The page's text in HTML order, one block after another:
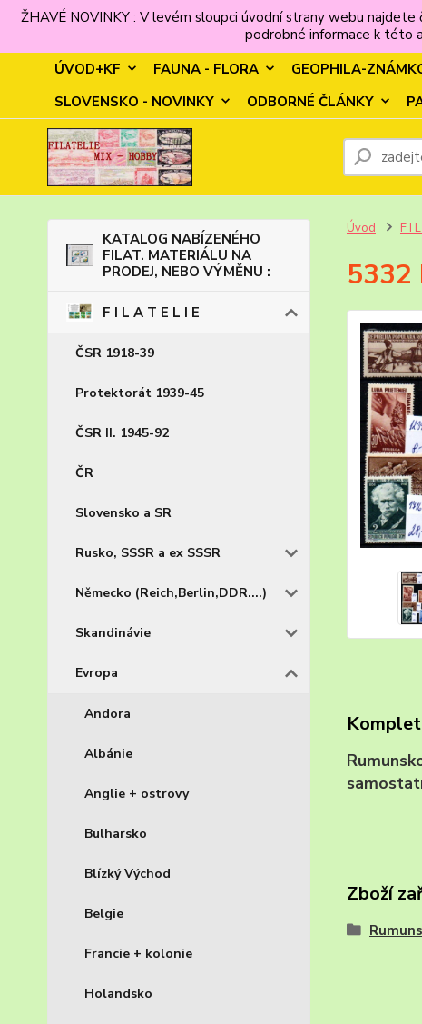
ŽHAVÉ NOVINKY : V levém sloupci úvodní strany webu
podrobné informace k této
ÚVOD+KF
FAUNA - FLORA GEOPHILA-
SLOVENSKO - NOVINKY
ODBORNÉ ČLÁNKY
KATALOG NABÍZENÉHO
FILAT. MATERIÁLU NA
PRODEJ, NEBO VÝMĚNU :
F I L A T E L I E
ČSR 1918-39
Protektorát 1939-45
ČSR II. 1945-92
ČR
Slovensko a SR
Rusko, SSSR a ex SSSR
Německo (Reich,Berlin,DDR....)
Skandinávie
Evropa
Andora
Albánie
Anglie + ostrovy
Bulharsko
Blízký Východ
Belgie
Francie + kolonie
Holandsko
Úvod F I
5332
Zboží